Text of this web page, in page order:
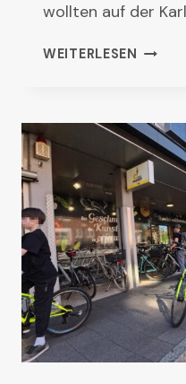
wollten auf der
WEITERLESEN